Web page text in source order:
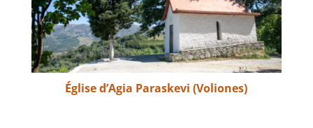
Église d’Agia Paraskevi (Voliones)